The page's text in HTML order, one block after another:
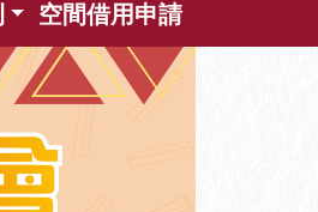
空間借用申請